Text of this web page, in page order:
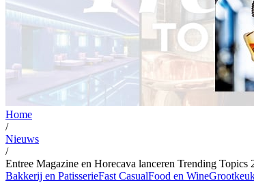
Home
/
Nieuws
/
Entree Magazine en Horecava lanceren Trending Topics
Bakkerij en PatisserieFast CasualFood en Wine